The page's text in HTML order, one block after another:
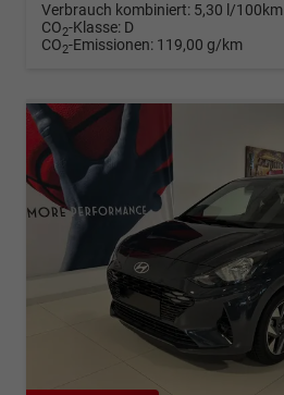
Verbrauch kombiniert: 5,30 l/100km
CO2-Klasse: D
CO2-Emissionen: 119,00 g/km